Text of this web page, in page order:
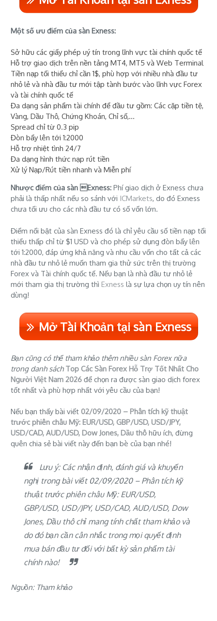
Một số ưu điểm của sàn Exness:
Sở hữu các giấy phép uý tín trong lĩnh vực tài chính quốc tế
Hỗ trợ giao dịch trên nền tảng MT4, MT5 và Web Terminal
Tiền nạp tối thiểu chỉ cần 1$, phù hợp với nhiều nhà đầu tư
nhỏ lẻ và nhà đầu tư mới tập tành bước vào lĩnh vực Forex
và tài chính quốc tế
Đa dạng sản phẩm tài chính để đầu tư gồm: Các cặp tiền tệ,
Vàng, Dầu Thô, Chứng Khoán, Chỉ số,...
Spread chỉ từ 0.3 pip
Đòn bẩy lên tới 1:2000
Hỗ trợ nhiệt tình 24/7
Đa dạng hình thức nạp rút tiền
Xử lý Nạp/Rút tiền nhanh và Miễn phí
Nhược điểm của sàn Exness: Phí giao dịch ở Exness chưa
phải là thấp nhất nếu so sánh với ICMarkets, do đó Exness
chưa tối ưu cho các nhà đầu tư có số vốn lớn.
Điểm nổi bật của sàn Exness đó là chỉ yêu cầu số tiền nạp tối
thiểu thấp chỉ từ $1 USD và cho phép sử dụng đòn bẩy lên
tới 1:2000, đáp ứng khả năng và nhu cầu vốn cho tất cả các
nhà đầu tư nhỏ lẻ muốn tham gia thử sức trên thị trường
Forex và Tài chính quốc tế. Nếu bạn là nhà đầu tư nhỏ lẻ
mới tham gia thị trường thìExness là sự lựa chọn uy tín nên
dùng!
Mở Tài Khoản tại sàn Exness
Bạn cũng có thể tham khảo thêm nhiều sàn Forex nữa
trong danh sách Top Các Sàn Forex Hỗ Trợ Tốt Nhất Cho
Người Việt Nam 2026 để chọn ra được sàn giao dịch forex
tốt nhất và phù hợp nhất với yêu cầu của bạn!
Nếu bạn thấy bài viết 02/09/2020 – Phân tích kỹ thuật
trước phiên châu Mỹ: EUR/USD, GBP/USD, USD/JPY,
USD/CAD, AUD/USD, Dow Jones, Dầu thô hữu ích, đừng
quên chia sẻ bài viết này đến bạn bè của bạn nhé!
Lưu ý: Các nhận định, đánh giá và khuyến
nghị trong bài viết 02/09/2020 – Phân tích kỹ
thuật trước phiên châu Mỹ: EUR/USD,
GBP/USD, USD/JPY, USD/CAD, AUD/USD, Dow
Jones, Dầu thô chỉ mang tính chất tham khảo và
do đó bạn cần cân nhắc trong mọi quyết định
mua bán đầu tư đối với bất kỳ sản phẩm tài
chính nào!
Nguồn: Tham khảo